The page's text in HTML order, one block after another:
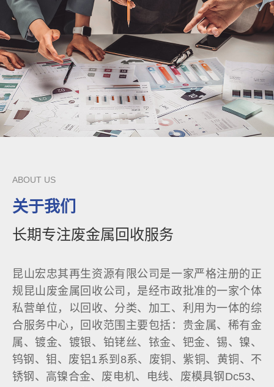
ABOUT US
关于我们
长期专注废金属回收服务
昆山宏忠其再生资源有限公司是一家严格注册的正
规昆山废金属回收公司，是经市政批准的一家个体
私营单位，以回收、分类、加工、利用为一体的综
合服务中心，回收范围主要包括：贵金属、稀有金
属、镀金、镀银、铂铑丝、铱金、钯金、锡、镍、
钨钢、钼、废铝1系到8系、废铜、紫铜、黄铜、不
锈钢、高镍合金、废电机、电线、废模具钢Dc53、